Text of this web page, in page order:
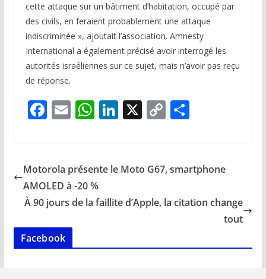
cette attaque sur un bâtiment d’habitation, occupé par
des civils, en feraient probablement une attaque
indiscriminée », ajoutait l’association. Amnesty
International a également précisé avoir interrogé les
autorités israéliennes sur ce sujet, mais n’avoir pas reçu
de réponse.
F
b
o
o
k
E
l
W
s
A
p
Li
e
n
X C
y
n
P
g
Motorola présente le Moto G67, smartphone
AMOLED à -20 %
À 90 jours de la faillite d’Apple, la citation change
tout
Facebook